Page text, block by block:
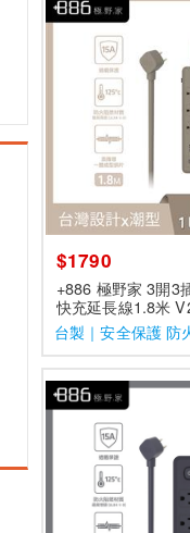
$1790
+886 極野家 3開3
快充延長線1.8米
台製｜安全保護 防
質